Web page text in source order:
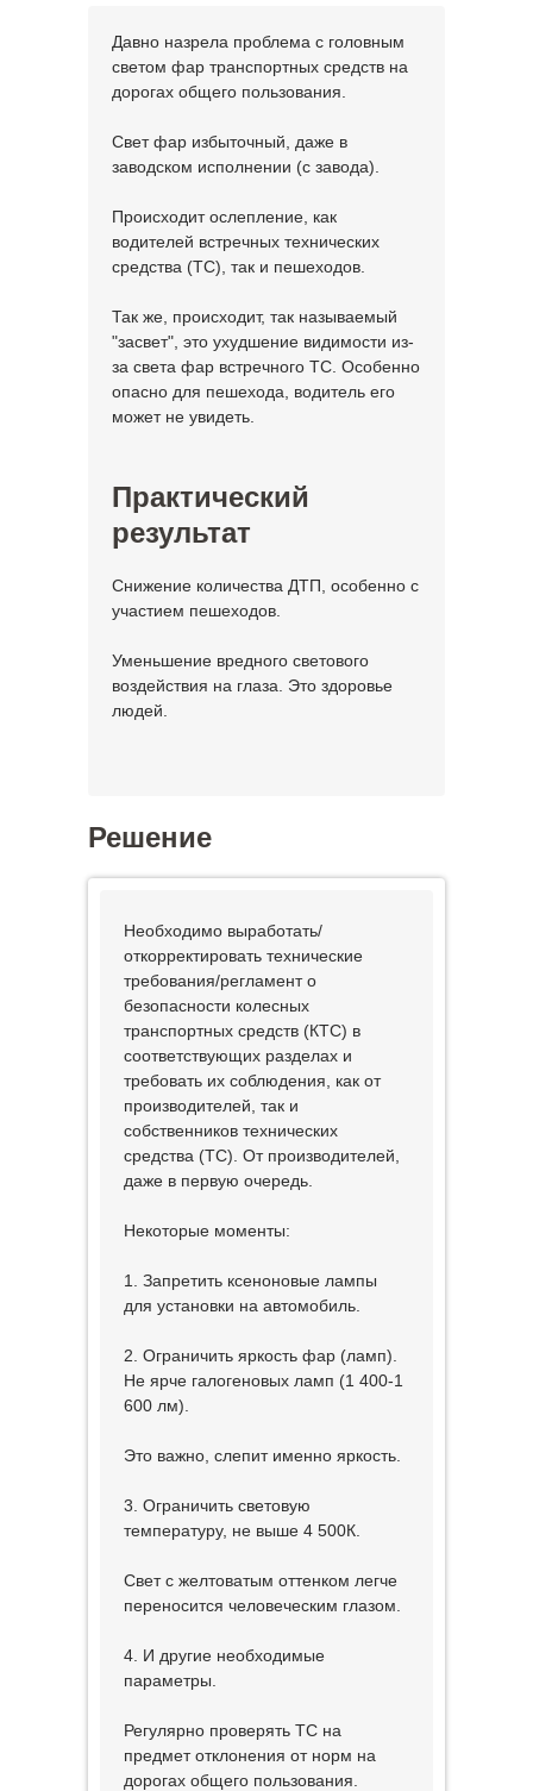
Давно назрела проблема с головным
светом фар транспортных средств на
дорогах общего пользования.
Свет фар избыточный, даже в
заводском исполнении (с завода).
Происходит ослепление, как
водителей встречных технических
средства (ТС), так и пешеходов.
Так же, происходит, так называемый
"засвет", это ухудшение видимости из-
за света фар встречного ТС. Особенно
опасно для пешехода, водитель его
может не увидеть.
Практический
результат
Снижение количества ДТП, особенно с
участием пешеходов.
Уменьшение вредного светового
воздействия на глаза. Это здоровье
людей.
Решение
Необходимо выработать/
откорректировать технические
требования/регламент о
безопасности колесных
транспортных средств (КТС) в
соответствующих разделах и
требовать их соблюдения, как от
производителей, так и
собственников технических
средства (ТС). От производителей,
даже в первую очередь.
Некоторые моменты:
1. Запретить ксеноновые лампы
для установки на автомобиль.
2. Ограничить яркость фар (ламп).
Не ярче галогеновых ламп (1 400-1
600 лм).
Это важно, слепит именно яркость.
3. Ограничить световую
температуру, не выше 4 500К.
Свет с желтоватым оттенком легче
переносится человеческим глазом.
4. И другие необходимые
параметры.
Регулярно проверять ТС на
предмет отклонения от норм на
дорогах общего пользования.